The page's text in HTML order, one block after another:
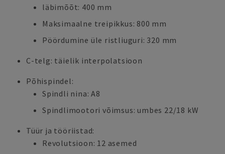
läbimõõt: 400 mm
Maksimaalne treipikkus: 800 mm
Pöördumine üle ristliuguri: 320 mm
C-telg: täielik interpolatsioon
Põhispindel:
Spindli nina: A8
Spindlimootori võimsus: umbes 22/18 kW
Tüür ja tööriistad:
Revolutsioon: 12 asemed